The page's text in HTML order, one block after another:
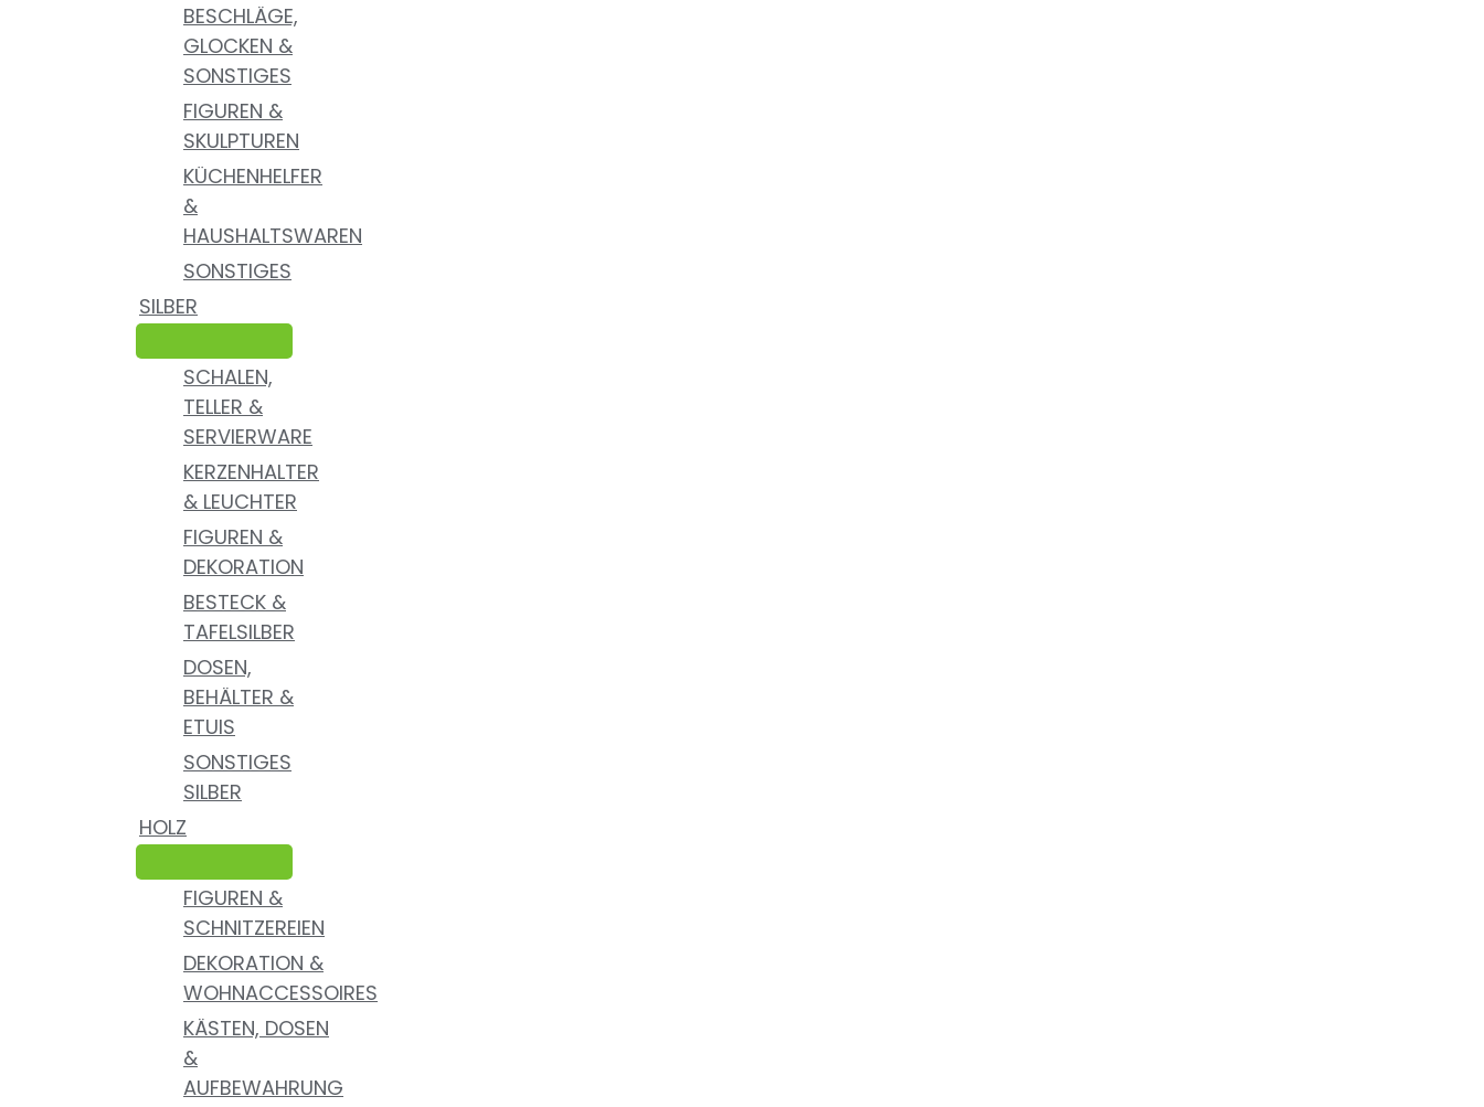
BESCHLÄGE,
GLOCKEN &
SONSTIGES
FIGUREN &
SKULPTUREN
KÜCHENHELFER
&
HAUSHALTSWAREN
SONSTIGES
SILBER
SCHALEN,
TELLER &
SERVIERWARE
KERZENHALTER
& LEUCHTER
FIGUREN &
DEKORATION
BESTECK &
TAFELSILBER
DOSEN,
BEHÄLTER &
ETUIS
SONSTIGES
SILBER
HOLZ
FIGUREN &
SCHNITZEREIEN
DEKORATION &
WOHNACCESSOIRES
KÄSTEN, DOSEN
&
AUFBEWAHRUNG